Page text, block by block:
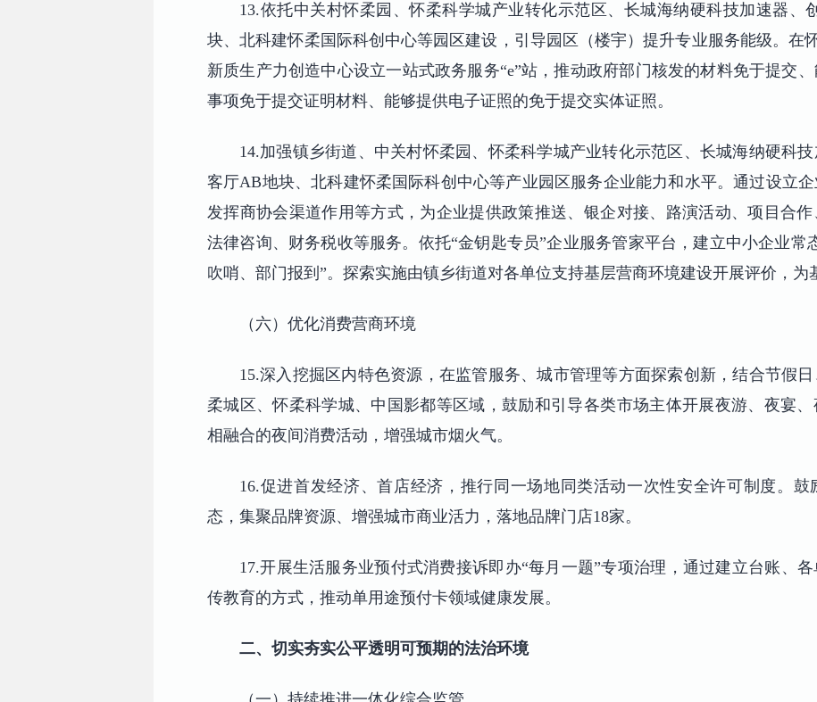
13.依托中关村怀柔园、怀柔科学城产业转化示范区、长城海纳硬科技加速器、
块、北科建怀柔国际科创中心等园区建设，引导园区（楼宇）提升专业服务能级。在
新质生产力创造中心设立一站式政务服务“e”站，推动政府部门核发的材料免于提交
事项免于提交证明材料、能够提供电子证照的免于提交实体证照。
14.加强镇乡街道、中关村怀柔园、怀柔科学城产业转化示范区、长城海纳硬科
客厅AB地块、北科建怀柔国际科创中心等产业园区服务企业能力和水平。通过设立企
发挥商协会渠道作用等方式，为企业提供政策推送、银企对接、路演活动、项目合作
法律咨询、财务税收等服务。依托“金钥匙专员”企业服务管家平台，建立中小企业常
吹哨、部门报到”。探索实施由镇乡街道对各单位支持基层营商环境建设开展评价，为
（六）优化消费营商环境
15.深入挖掘区内特色资源，在监管服务、城市管理等方面探索创新，结合节假
柔城区、怀柔科学城、中国影都等区域，鼓励和引导各类市场主体开展夜游、夜宴
相融合的夜间消费活动，增强城市烟火气。
16.促进首发经济、首店经济，推行同一场地同类活动一次性安全许可制度。
态，集聚品牌资源、增强城市商业活力，落地品牌门店18家。
17.开展生活服务业预付式消费接诉即办“每月一题”专项治理，通过建立台账、
传教育的方式，推动单用途预付卡领域健康发展。
二、切实夯实公平透明可预期的法治环境